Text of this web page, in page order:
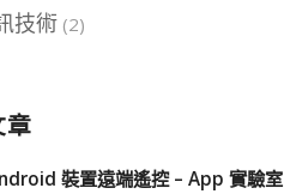
技術 (2)
章
裝置遠端遙控 – App 實驗室